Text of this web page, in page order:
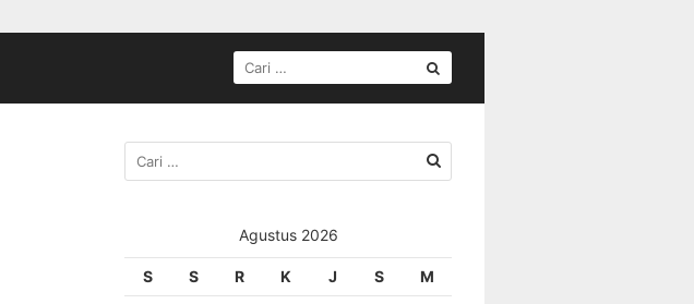
Agustus 2026
S S R K J S M